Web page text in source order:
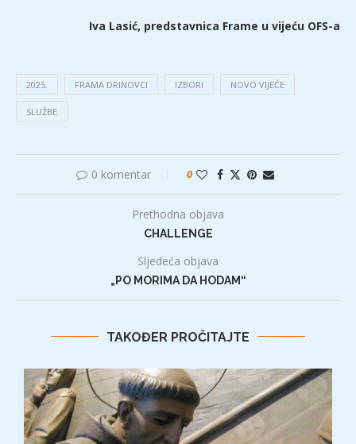
Iva Lasić, predstavnica Frame u vijeću OFS-a
2025. FRAMA DRINOVCI IZBORI NOVO VIJEĆE
SLUŽBE
0 komentar 0
Prethodna objava
CHALLENGE
Sljedeća objava
„PO MORIMA DA HODAM“
TAKOĐER PROČITAJTE